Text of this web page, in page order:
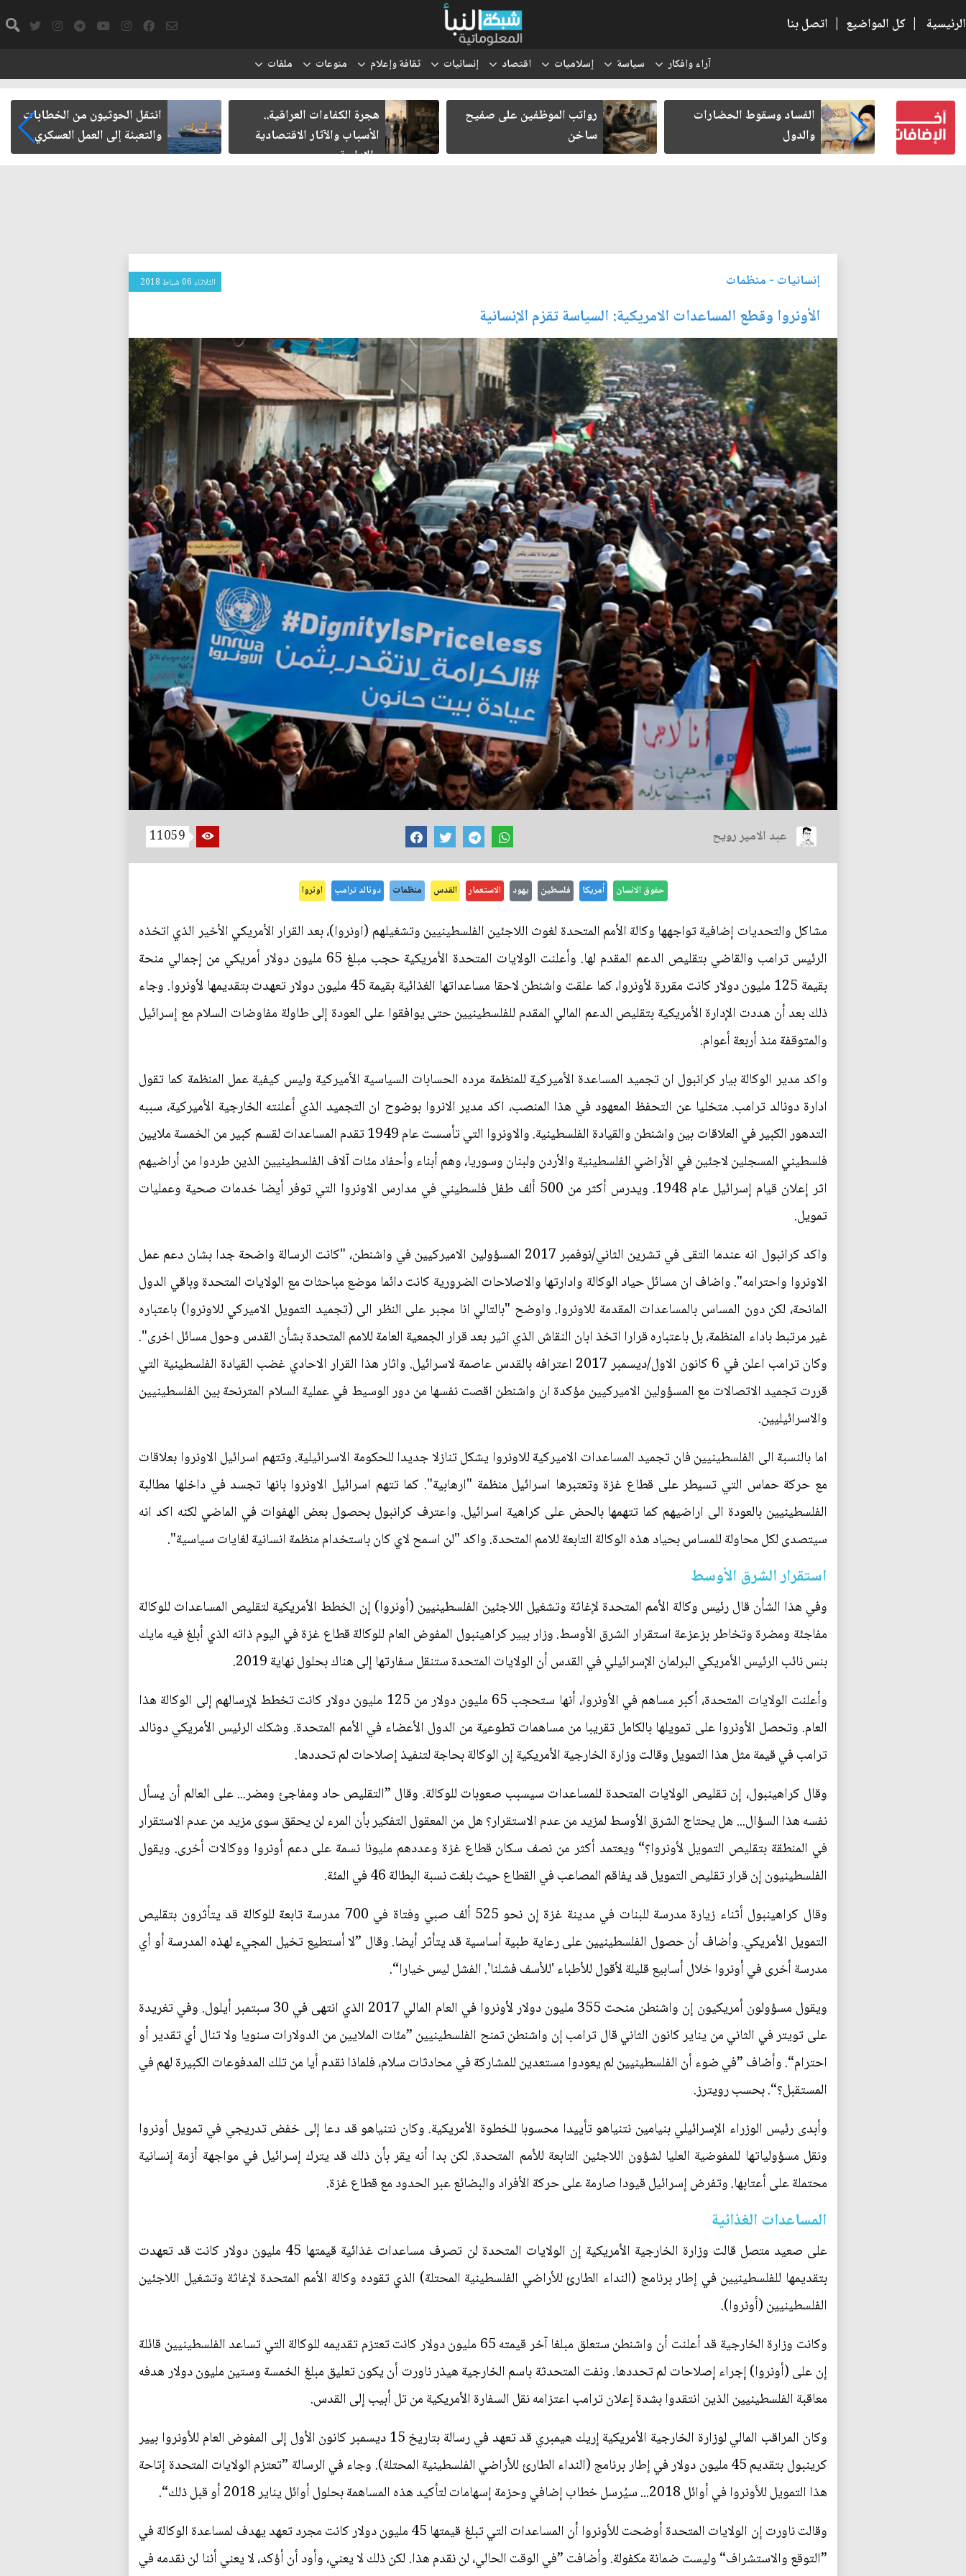
الرئيسية | كل المواضيع | اتصل بنا
آراء وافكار سياسة إسلاميات اقتصاد إنسانيات ثقافة وإعلام منوعات ملفات
كتب لنفسه
الفساد وسقوط الحضارات
والدول
رواتب الموظفين على صفيح
ساخن
هجرة الكفاءات العراقية..
الأسباب والآثار الاقتصادية
والإدارية
انتقل الحوثيون من الخطابات
والتعبئة إلى العمل العسكري
إنسانيات - منظمات الثلاثاء 06 شباط 2018
الأونروا وقطع المساعدات الامريكية: السياسة تقزم الإنسانية
عبد الامير رويح 11059
حقوق الانسان أمريكا فلسطين يهود الاستعمار القدس منظمات دونالد ترامب اونروا
مشاكل والتحديات إضافية تواجهها وكالة الأمم المتحدة لغوث اللاجئين الفلسطينيين وتشغيلهم (اونروا)، بعد القرار الأمريكي الأخير الذي اتخذه
الرئيس ترامب والقاضي بتقليص الدعم المقدم لها. وأعلنت الولايات المتحدة الأمريكية حجب مبلغ 65 مليون دولار أمريكي من إجمالي منحة
بقيمة 125 مليون دولار كانت مقررة لأونروا، كما علقت واشنطن لاحقا مساعداتها الغذائية بقيمة 45 مليون دولار تعهدت بتقديمها لأونروا. وجاء
ذلك بعد أن هددت الإدارة الأمريكية بتقليص الدعم المالي المقدم للفلسطينيين حتى يوافقوا على العودة إلى طاولة مفاوضات السلام مع إسرائيل
والمتوقفة منذ أربعة أعوام.
واكد مدير الوكالة بيار كرانبول ان تجميد المساعدة الأميركية للمنظمة مرده الحسابات السياسية الأميركية وليس كيفية عمل المنظمة كما تقول
ادارة دونالد ترامب. متخليا عن التحفظ المعهود في هذا المنصب، اكد مدير الانروا بوضوح ان التجميد الذي أعلنته الخارجية الأميركية، سببه
التدهور الكبير في العلاقات بين واشنطن والقيادة الفلسطينية. والاونروا التي تأسست عام 1949 تقدم المساعدات لقسم كبير من الخمسة ملايين
فلسطيني المسجلين لاجئين في الأراضي الفلسطينية والأردن ولبنان وسوريا، وهم أبناء وأحفاد مئات آلاف الفلسطينيين الذين طردوا من أراضيهم
اثر إعلان قيام إسرائيل عام 1948. ويدرس أكثر من 500 ألف طفل فلسطيني في مدارس الاونروا التي توفر أيضا خدمات صحية وعمليات
تمويل.
واكد كرانبول انه عندما التقى في تشرين الثاني/نوفمبر 2017 المسؤولين الاميركيين في واشنطن، "كانت الرسالة واضحة جدا بشان دعم عمل
الاونروا واحترامه". واضاف ان مسائل حياد الوكالة وادارتها والاصلاحات الضرورية كانت دائما موضع مباحثات مع الولايات المتحدة وباقي الدول
المانحة، لكن دون المساس بالمساعدات المقدمة للاونروا. واوضح "بالتالي انا مجبر على النظر الى (تجميد التمويل الاميركي للاونروا) باعتباره
غير مرتبط باداء المنظمة، بل باعتباره قرارا اتخذ ابان النقاش الذي اثير بعد قرار الجمعية العامة للامم المتحدة بشأن القدس وحول مسائل اخرى".
وكان ترامب اعلن في 6 كانون الاول/ديسمبر 2017 اعترافه بالقدس عاصمة لاسرائيل. واثار هذا القرار الاحادي غضب القيادة الفلسطينية التي
قررت تجميد الاتصالات مع المسؤولين الاميركيين مؤكدة ان واشنطن اقصت نفسها من دور الوسيط في عملية السلام المترنحة بين الفلسطينيين
والاسرائيليين.
اما بالنسبة الى الفلسطينيين فان تجميد المساعدات الاميركية للاونروا يشكل تنازلا جديدا للحكومة الاسرائيلية. وتتهم اسرائيل الاونروا بعلاقات
مع حركة حماس التي تسيطر على قطاع غزة وتعتبرها اسرائيل منظمة "ارهابية". كما تتهم اسرائيل الاونروا بانها تجسد في داخلها مطالبة
الفلسطينيين بالعودة الى اراضيهم كما تتهمها بالحض على كراهية اسرائيل. واعترف كرانبول بحصول بعض الهفوات في الماضي لكنه اكد انه
سيتصدى لكل محاولة للمساس بحياد هذه الوكالة التابعة للامم المتحدة. واكد "لن اسمح لاي كان باستخدام منظمة انسانية لغايات سياسية".
استقرار الشرق الأوسط
وفي هذا الشأن قال رئيس وكالة الأمم المتحدة لإغاثة وتشغيل اللاجئين الفلسطينيين (أونروا) إن الخطط الأمريكية لتقليص المساعدات للوكالة
مفاجئة ومضرة وتخاطر بزعزعة استقرار الشرق الأوسط. وزار بيير كراهينبول المفوض العام للوكالة قطاع غزة في اليوم ذاته الذي أبلغ فيه مايك
بنس نائب الرئيس الأمريكي البرلمان الإسرائيلي في القدس أن الولايات المتحدة ستنقل سفارتها إلى هناك بحلول نهاية 2019.
وأعلنت الولايات المتحدة، أكبر مساهم في الأونروا، أنها ستحجب 65 مليون دولار من 125 مليون دولار كانت تخطط لإرسالهم إلى الوكالة هذا
العام. وتحصل الأونروا على تمويلها بالكامل تقريبا من مساهمات تطوعية من الدول الأعضاء في الأمم المتحدة. وشكك الرئيس الأمريكي دونالد
ترامب في قيمة مثل هذا التمويل وقالت وزارة الخارجية الأمريكية إن الوكالة بحاجة لتنفيذ إصلاحات لم تحددها.
وقال كراهينبول، إن تقليص الولايات المتحدة للمساعدات سيسبب صعوبات للوكالة. وقال ”التقليص حاد ومفاجئ ومضر... على العالم أن يسأل
نفسه هذا السؤال... هل يحتاج الشرق الأوسط لمزيد من عدم الاستقرار؟ هل من المعقول التفكير بأن المرء لن يحقق سوى مزيد من عدم الاستقرار
في المنطقة بتقليص التمويل لأونروا؟“ ويعتمد أكثر من نصف سكان قطاع غزة وعددهم مليونا نسمة على دعم أونروا ووكالات أخرى. ويقول
الفلسطينيون إن قرار تقليص التمويل قد يفاقم المصاعب في القطاع حيث بلغت نسبة البطالة 46 في المئة.
وقال كراهينبول أثناء زيارة مدرسة للبنات في مدينة غزة إن نحو 525 ألف صبي وفتاة في 700 مدرسة تابعة للوكالة قد يتأثرون بتقليص
التمويل الأمريكي. وأضاف أن حصول الفلسطينيين على رعاية طبية أساسية قد يتأثر أيضا. وقال ”لا أستطيع تخيل المجيء لهذه المدرسة أو أي
مدرسة أخرى في أونروا خلال أسابيع قليلة لأقول للأطباء ‭‭‭'‬‬‬للأسف فشلنا‭‭‭'‬‬‬. الفشل ليس خيارا“.
ويقول مسؤولون أمريكيون إن واشنطن منحت 355 مليون دولار لأونروا في العام المالي 2017 الذي انتهى في 30 سبتمبر أيلول. وفي تغريدة
على تويتر في الثاني من يناير كانون الثاني قال ترامب إن واشنطن تمنح الفلسطينيين ”مئات الملايين من الدولارات سنويا ولا تنال أي تقدير أو
احترام“. وأضاف ”في ضوء أن الفلسطينيين لم يعودوا مستعدين للمشاركة في محادثات سلام، فلماذا نقدم أيا من تلك المدفوعات الكبيرة لهم في
المستقبل؟“. بحسب رويترز.
وأبدى رئيس الوزراء الإسرائيلي بنيامين نتنياهو تأييدا محسوبا للخطوة الأمريكية. وكان نتنياهو قد دعا إلى خفض تدريجي في تمويل أونروا
ونقل مسؤولياتها للمفوضية العليا لشؤون اللاجئين التابعة للأمم المتحدة. لكن بدا أنه يقر بأن ذلك قد يترك إسرائيل في مواجهة أزمة إنسانية
محتملة على أعتابها. وتفرض إسرائيل قيودا صارمة على حركة الأفراد والبضائع عبر الحدود مع قطاع غزة.
المساعدات الغذائية
على صعيد متصل قالت وزارة الخارجية الأمريكية إن الولايات المتحدة لن تصرف مساعدات غذائية قيمتها 45 مليون دولار كانت قد تعهدت
بتقديمها للفلسطينيين في إطار برنامج (النداء الطارئ للأراضي الفلسطينية المحتلة) الذي تقوده وكالة الأمم المتحدة لإغاثة وتشغيل اللاجئين
الفلسطينيين (أونروا).
وكانت وزارة الخارجية قد أعلنت أن واشنطن ستعلق مبلغا آخر قيمته 65 مليون دولار كانت تعتزم تقديمه للوكالة التي تساعد الفلسطينيين قائلة
إن على (أونروا) إجراء إصلاحات لم تحددها. ونفت المتحدثة باسم الخارجية هيذر ناورت أن يكون تعليق مبلغ الخمسة وستين مليون دولار هدفه
معاقبة الفلسطينيين الذين انتقدوا بشدة إعلان ترامب اعتزامه نقل السفارة الأمريكية من تل أبيب إلى القدس.
وكان المراقب المالي لوزارة الخارجية الأمريكية إريك هيمبري قد تعهد في رسالة بتاريخ 15 ديسمبر كانون الأول إلى المفوض العام للأونروا بيير
كرينبول بتقديم 45 مليون دولار في إطار برنامج (النداء الطارئ للأراضي الفلسطينية المحتلة). وجاء في الرسالة ”تعتزم الولايات المتحدة إتاحة
هذا التمويل للأونروا في أوائل 2018... سيُرسل خطاب إضافي وحزمة إسهامات لتأكيد هذه المساهمة بحلول أوائل يناير 2018 أو قبل ذلك“.
وقالت ناورت إن الولايات المتحدة أوضحت للأونروا أن المساعدات التي تبلغ قيمتها 45 مليون دولار كانت مجرد تعهد يهدف لمساعدة الوكالة في
”التوقع والاستشراف“ وليست ضمانة مكفولة. وأضافت ”في الوقت الحالي، لن نقدم هذا. لكن ذلك لا يعني، وأود أن أؤكد، لا يعني أننا لن نقدمه في